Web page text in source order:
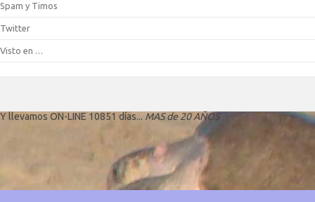
Spam y Timos
Twitter
Visto en …
Y llevamos ON-LINE 10851 días... MAS de 20 AÑOS